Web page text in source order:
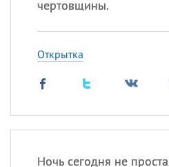
чертовщины.
Открытка
Ночь сегодня не